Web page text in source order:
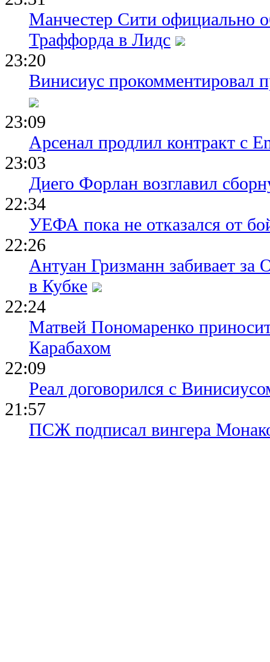
Манчестер Сити официально
Траффорда в Лидс
23:20
Винисиус прокомментировал
23:09
Арсенал продлил контракт с
23:03
Диего Форлан возглавил
22:34
УЕФА пока не отказался от
22:26
Антуан Гризманн забивает за
в Кубке
22:24
Матвей Пономаренко
Карабахом
22:09
Реал договорился с
21:57
ПСЖ подписал вингера